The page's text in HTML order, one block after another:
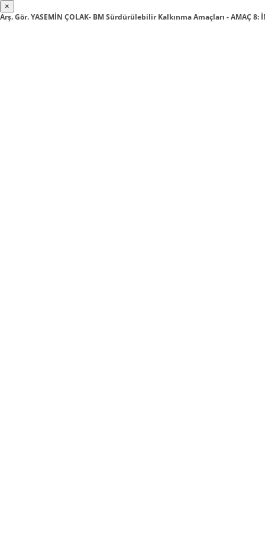
×
Arş. Gör. YASEMİN ÇOLAK- BM Sürdürülebilir Kalkınma Amaçları - AMAÇ 8: